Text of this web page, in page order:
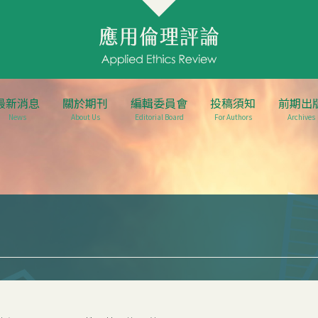
新消息
News
關於期刊
About Us
編輯委員會
Editorial Board
投稿須知
For Authors
前期出
Archives